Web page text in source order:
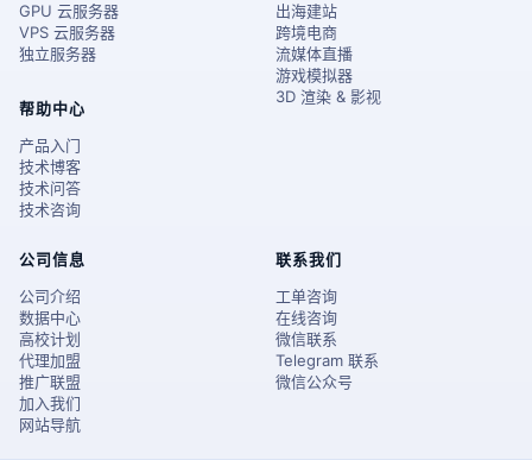
GPU 云服务器
VPS 云服务器
独立服务器
帮助中心
产品入门
技术博客
技术问答
技术咨询
出海建站
跨境电商
流媒体直播
游戏模拟器
3D 渲染 & 影视
公司信息
公司介绍
数据中心
高校计划
代理加盟
推广联盟
加入我们
网站导航
联系我们
工单咨询
在线咨询
微信联系
Telegram 联系
微信公众号